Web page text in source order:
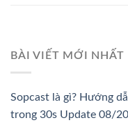
BÀI VIẾT MỚI NHẤT
Sopcast là gì? Hướng
trong 30s Update 08/